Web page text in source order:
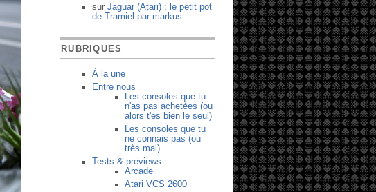
sur Jaguar (Atari) : le petit pot
de Tramiel par markus
RUBRIQUES
À la une
Entre nous
Les consoles que tu
n'as pas achetées (ou
alors t'es bien le seul)
Les consoles que tu
ne connais pas (ou
très mal)
Tests & previews
Arcade
Atari VCS 2600